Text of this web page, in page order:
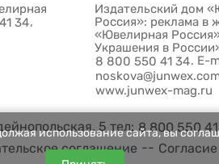
34,
Издательский дом
Россия»: реклама в
«Ювелирная
Украшения в
8 800 550 41 34. E-
www.junwex-mag.ru
5 тел:8 800 550
соглашение --
использование сайта, вы